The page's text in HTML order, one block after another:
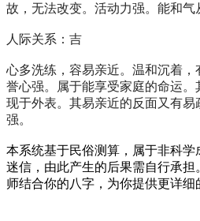
故，无法改变。活动力强。能和
人际关系：吉
心多洗练，容易亲近。温和沉着
誉心强。属于能享受家庭的命运
现于外表。其易亲近的反面又有
强。
本系统基于民俗测算，属于非科
迷信，由此产生的后果需自行承
师结合你的八字，为你提供更详细